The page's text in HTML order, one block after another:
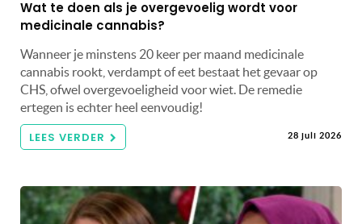
Wat te doen als je overgevoelig wordt voor
medicinale cannabis?
Wanneer je minstens 20 keer per maand medicinale
cannabis rookt, verdampt of eet bestaat het gevaar op
CHS, ofwel overgevoeligheid voor wiet. De remedie
ertegen is echter heel eenvoudig!
LEES VERDER 28 juli 2026